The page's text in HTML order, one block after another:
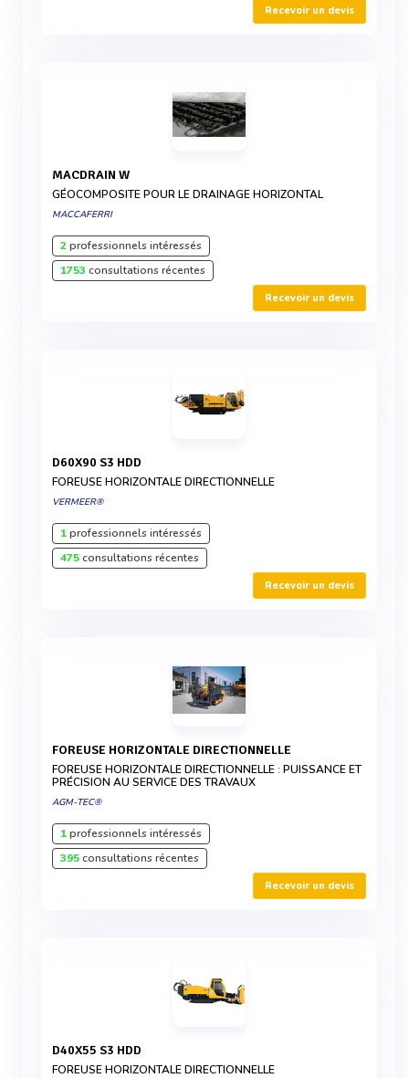
Recevoir un devis
MACDRAIN W
GÉOCOMPOSITE POUR LE DRAINAGE HORIZONTAL
MACCAFERRI
2professionnels intéressés
1753 consultations récentes
Recevoir un devis
D60X90 S3 HDD
FOREUSE HORIZONTALE DIRECTIONNELLE
VERMEER®
1professionnels intéressés
475consultations récentes
Recevoir un devis
FOREUSE HORIZONTALE DIRECTIONNELLE
FOREUSE HORIZONTALE DIRECTIONNELLE : PUISSANCE ET
PRÉCISION AU SERVICE DES TRAVAUX
AGM-TEC®
1professionnels intéressés
395consultations récentes
Recevoir un devis
D40X55 S3 HDD
FOREUSE HORIZONTALE DIRECTIONNELLE